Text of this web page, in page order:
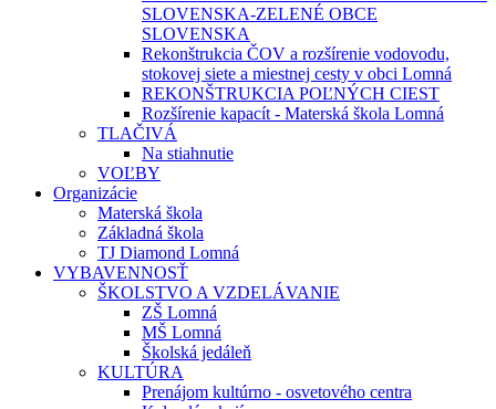
SLOVENSKA-ZELENÉ OBCE
SLOVENSKA
Rekonštrukcia ČOV a rozšírenie vodovodu,
stokovej siete a miestnej cesty v obci Lomná
REKONŠTRUKCIA POĽNÝCH CIEST
Rozšírenie kapacít - Materská škola Lomná
TLAČIVÁ
Na stiahnutie
VOĽBY
Organizácie
Materská škola
Základná škola
TJ Diamond Lomná
VYBAVENNOSŤ
ŠKOLSTVO A VZDELÁVANIE
ZŠ Lomná
MŠ Lomná
Školská jedáleň
KULTÚRA
Prenájom kultúrno - osvetového centra